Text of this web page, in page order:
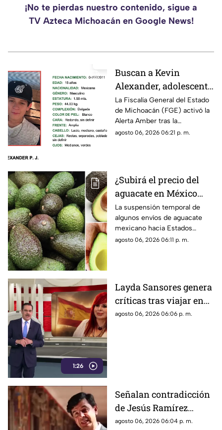
¡No te pierdas nuestro contenido, sigue a
TV Azteca Michoacán en Google News!
Buscan a Kevin
Alexander, adolescente
de 15 años
desaparecido en
Puruándiro,
Michoacán; activan
La Fiscalía General del Estado
de Michoacán (FGE) activó la
Alerta Amber tras la
desaparición del adolescente
municipio de Puruándiro.
agosto 06, 2026 06:21 p. m.
¿Subirá el precio del
aguacate en México
tras freno a
exportaciones hacia
Estados Unidos?
La suspensión temporal de
algunos envíos de aguacate
mexicano hacia Estados
Unidos encendió las alertas
verde” dentro del país.
agosto 06, 2026 06:11 p. m.
1:26
Layda Sansores genera
críticas tras viajar en
primera clase a Madrid
agosto 06, 2026 06:06 p. m.
Señalan contradicción
de Jesús Ramírez
Cuevas por postura
agosto 06, 2026 06:04 p. m.